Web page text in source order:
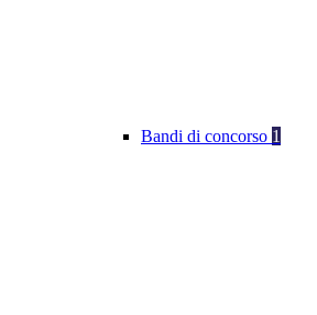
Bandi di concorso 1